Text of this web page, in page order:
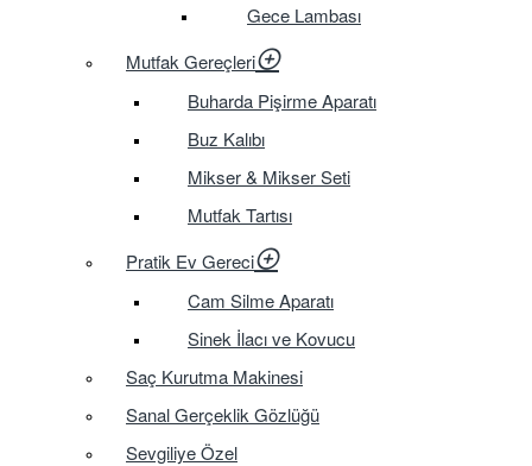
Gece Lambası
Mutfak Gereçleri
Buharda Pişirme Aparatı
Buz Kalıbı
Mikser & Mikser Seti
Mutfak Tartısı
Pratik Ev Gereci
Cam Silme Aparatı
Sinek İlacı ve Kovucu
Saç Kurutma Makinesi
Sanal Gerçeklik Gözlüğü
Sevgiliye Özel